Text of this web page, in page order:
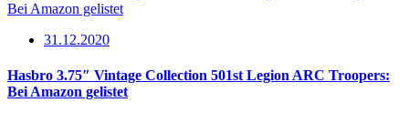
31.12.2020
Hasbro 3.75″ Vintage Collection 501st Legion ARC Troopers:
Bei Amazon gelistet